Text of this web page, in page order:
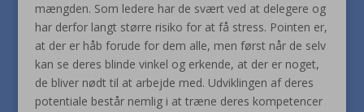
mængden. Som ledere har de svært ved at delegere og
har derfor langt større risiko for at få stress. Pointen er,
at der er håb forude for dem alle, men først når de selv
kan se deres blinde vinkel og erkende, at der er noget,
de bliver nødt til at arbejde med. Udviklingen af deres
potentiale består nemlig i at træne deres kompetencer